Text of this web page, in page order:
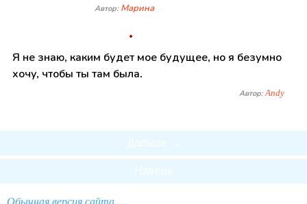
Автор: Марина
Я не знаю, каким будет мое будущее, но я безумно
хочу, чтобы ты там была.
Автор:Andy
Обычная версия сайта